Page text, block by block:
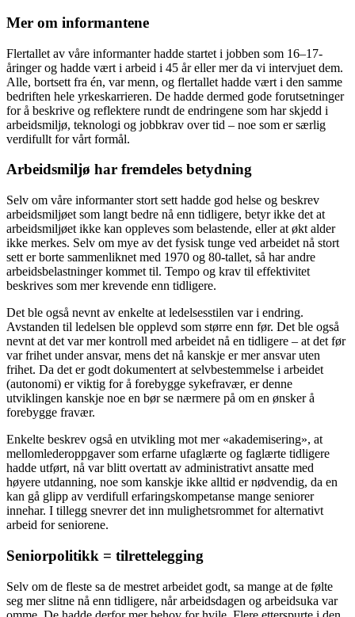
Mer om informantene
Flertallet av våre informanter hadde startet i jobben som 16–17-
åringer og hadde vært i arbeid i 45 år eller mer da vi intervjuet dem.
Alle, bortsett fra én, var menn, og flertallet hadde vært i den samme
bedriften hele yrkeskarrieren. De hadde dermed gode forutsetninger
for å beskrive og reflektere rundt de endringene som har skjedd i
arbeidsmiljø, teknologi og jobbkrav over tid – noe som er særlig
verdifullt for vårt formål.
Arbeidsmiljø har fremdeles betydning
Selv om våre informanter stort sett hadde god helse og beskrev
arbeidsmiljøet som langt bedre nå enn tidligere, betyr ikke det at
arbeidsmiljøet ikke kan oppleves som belastende, eller at økt alder
ikke merkes. Selv om mye av det fysisk tunge ved arbeidet nå stort
sett er borte sammenliknet med 1970 og 80-tallet, så har andre
arbeidsbelastninger kommet til. Tempo og krav til effektivitet
beskrives som mer krevende enn tidligere.
Det ble også nevnt av enkelte at ledelsesstilen var i endring.
Avstanden til ledelsen ble opplevd som større enn før. Det ble også
nevnt at det var mer kontroll med arbeidet nå en tidligere – at det før
var frihet under ansvar, mens det nå kanskje er mer ansvar uten
frihet. Da det er godt dokumentert at selvbestemmelse i arbeidet
(autonomi) er viktig for å forebygge sykefravær, er denne
utviklingen kanskje noe en bør se nærmere på om en ønsker å
forebygge fravær.
Enkelte beskrev også en utvikling mot mer «akademisering», at
mellomlederoppgaver som erfarne ufaglærte og faglærte tidligere
hadde utført, nå var blitt overtatt av administrativt ansatte med
høyere utdanning, noe som kanskje ikke alltid er nødvendig, da en
kan gå glipp av verdifull erfaringskompetanse mange seniorer
innehar. I tillegg snevrer det inn mulighetsrommet for alternativt
arbeid for seniorene.
Seniorpolitikk = tilrettelegging
Selv om de fleste sa de mestret arbeidet godt, sa mange at de følte
seg mer slitne nå enn tidligere, når arbeidsdagen og arbeidsuka var